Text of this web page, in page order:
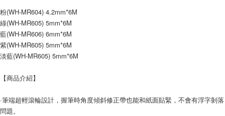
宅配
每笔NT$120，满NT$1,999(含以上)免运费
粉(WH-MR604) 4.2mm*6M
綠(WH-MR605) 5mm*6M
藍(WH-MR606) 6mm*6M
紫(WH-MR605) 5mm*6M
淡藍(WH-MR605) 5mm*6M
【商品介紹】
·筆端超輕滾輪設計，握筆時角度傾斜修正帶也能和紙面貼緊，不會有浮字剝落
問題。